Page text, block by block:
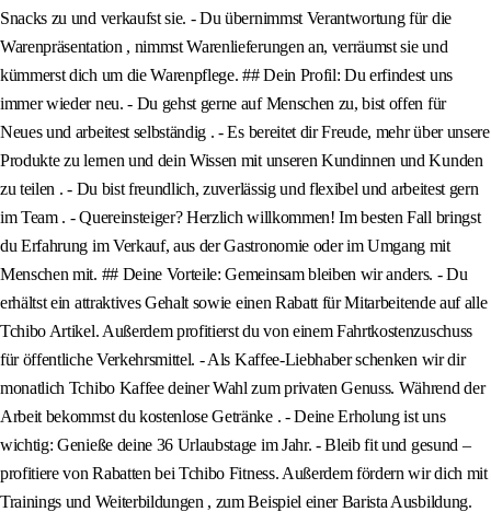
Snacks zu und verkaufst sie. - Du übernimmst Verantwortung für die
Warenpräsentation , nimmst Warenlieferungen an, verräumst sie und
kümmerst dich um die Warenpflege. ## Dein Profil: Du erfindest uns
immer wieder neu. - Du gehst gerne auf Menschen zu, bist offen für
Neues und arbeitest selbständig . - Es bereitet dir Freude, mehr über unsere
Produkte zu lernen und dein Wissen mit unseren Kundinnen und Kunden
zu teilen . - Du bist freundlich, zuverlässig und flexibel und arbeitest gern
im Team . - Quereinsteiger? Herzlich willkommen! Im besten Fall bringst
du Erfahrung im Verkauf, aus der Gastronomie oder im Umgang mit
Menschen mit. ## Deine Vorteile: Gemeinsam bleiben wir anders. - Du
erhältst ein attraktives Gehalt sowie einen Rabatt für Mitarbeitende auf alle
Tchibo Artikel. Außerdem profitierst du von einem Fahrtkostenzuschuss
für öffentliche Verkehrsmittel. - Als Kaffee-Liebhaber schenken wir dir
monatlich Tchibo Kaffee deiner Wahl zum privaten Genuss. Während der
Arbeit bekommst du kostenlose Getränke . - Deine Erholung ist uns
wichtig: Genieße deine 36 Urlaubstage im Jahr. - Bleib fit und gesund –
profitiere von Rabatten bei Tchibo Fitness. Außerdem fördern wir dich mit
Trainings und Weiterbildungen , zum Beispiel einer Barista Ausbildung.